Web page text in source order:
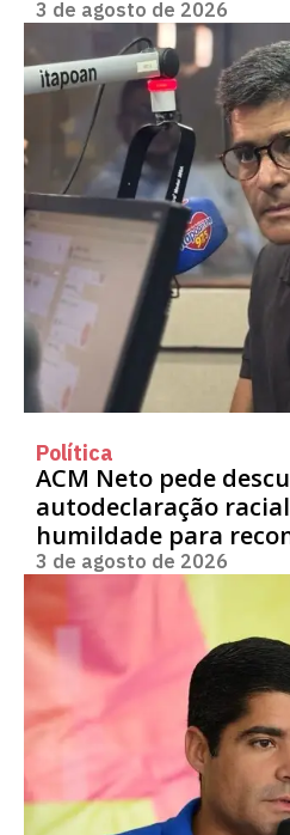
3 de agosto de 2026
Política
ACM Neto pede
autodeclaração
humildade para
3 de agosto de 2026